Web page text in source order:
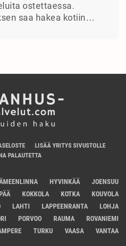
ostettaessa.
saa hakea kotiin…
LISÄÄ YRITYS SIVUSTOLLE
PALAUTETTA
HYVINKÄÄ
JOENSUU
KOKKOLA KOTKA
KOUVOLA
LAHTI LAPPEENRANTA
LOHJA
PORVOO RAUMA
ROVANIEMI
TURKU VAASA VANTAA